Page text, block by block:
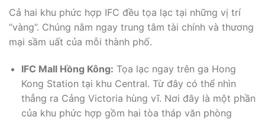
Cả hai khu phức hợp IFC đều tọa lạc tại những vị trí
“vàng”. Chúng nằm ngay trung tâm tài chính và thương
mại sầm uất của mỗi thành phố.
IFC Mall Hồng Kông: Tọa lạc ngay trên ga Hong
Kong Station tại khu Central. Từ đây có thể nhìn
thẳng ra Cảng Victoria hùng vĩ. Nơi đây là một phần
của khu phức hợp gồm hai tòa tháp văn phòng